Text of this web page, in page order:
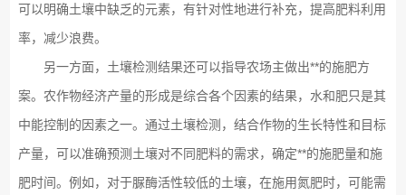
可以明确土壤中缺乏的元素，有针对性地进行补充，提高肥料利用
率，减少浪费。
另一方面，土壤检测结果还可以指导农场主做出**的施肥方
案。农作物经济产量的形成是综合各个因素的结果，水和肥只是其
中能控制的因素之一。通过土壤检测，结合作物的生长特性和目标
产量，可以准确预测土壤对不同肥料的需求，确定**的施肥量和施
肥时间。例如，对于脲酶活性较低的土壤，在施用氮肥时，可能需